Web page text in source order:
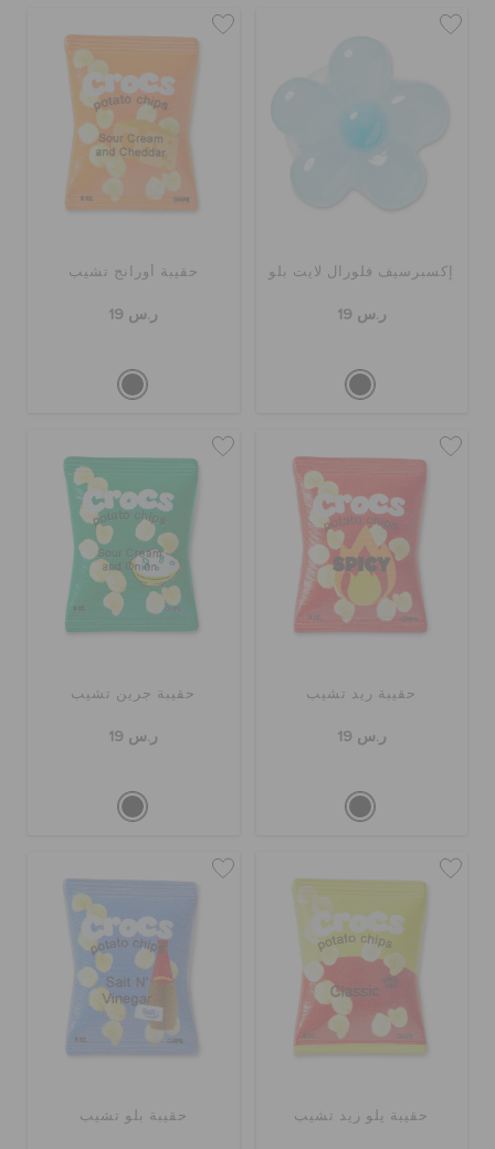
إكسبرسيف فلورال لايت بلو
ر.س 19
حقيبة أورانج تشيب
ر.س 19
حقيبة ريد تشيب
ر.س 19
حقيبة جرين تشيب
ر.س 19
حقيبة يلو ريد تشيب حقيبة بلو تشيب